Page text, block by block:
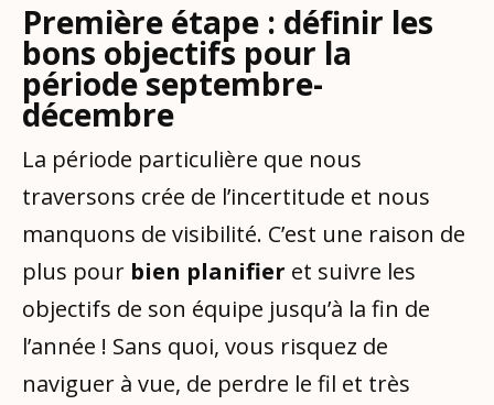
Première étape : définir les
bons objectifs pour la
période septembre-
décembre
La période particulière que nous
traversons crée de l’incertitude et nous
manquons de visibilité. C’est une raison de
plus pour bien planifier et suivre les
objectifs de son équipe jusqu’à la fin de
l’année ! Sans quoi, vous risquez de
naviguer à vue, de perdre le fil et très